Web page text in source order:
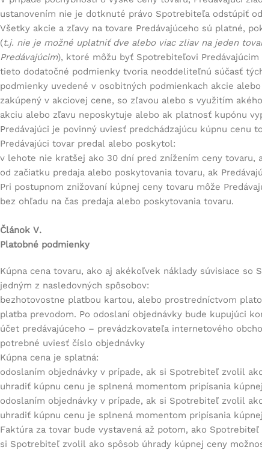
ustanovením nie je dotknuté právo Spotrebiteľa odstúpiť
Všetky akcie a zľavy na tovare Predávajúceho sú platné,
(t.j. nie je možné uplatniť dve alebo viac zliav na jeden
Predávajúcim), ktoré môžu byť Spotrebiteľovi
tieto dodatočné podmienky tvoria neoddeliteľnú súčasť
podmienky uvedené v osobitných podmienkach akcie
zakúpený v akciovej cene, so zľavou alebo s využitím
akciu alebo zľavu neposkytuje alebo ak platnosť kupónu
Predávajúci je povinný uviesť predchádzajúcu kúpnu cenu
Predávajúci tovar predal alebo poskytol:
v lehote nie kratšej ako 30 dní pred znížením ceny tovaru,
od začiatku predaja alebo poskytovania tovaru, ak
Pri postupnom znižovaní kúpnej ceny tovaru môže
bez ohľadu na čas predaja alebo poskytovania tovaru.
Článok V.
Platobné podmienky
Kúpna cena tovaru, ako aj akékoľvek náklady súvisiace
jedným z nasledovných spôsobov:
bezhotovostne platbou kartou, alebo prostredníctvom
platba prevodom. Po odoslaní objednávky bude kupujúci
účet predávajúceho – prevádzkovateľa internetového
potrebné uviesť číslo objednávky
Kúpna cena je splatná:
odoslaním objednávky v prípade, ak si Spotrebiteľ zvolil
uhradiť kúpnu cenu je splnená momentom pripísania
odoslaním objednávky v prípade, ak si Spotrebiteľ zvolil
uhradiť kúpnu cenu je splnená momentom pripísania
Faktúra za tovar bude vystavená až potom, ako
si Spotrebiteľ zvolil ako spôsob úhrady kúpnej ceny